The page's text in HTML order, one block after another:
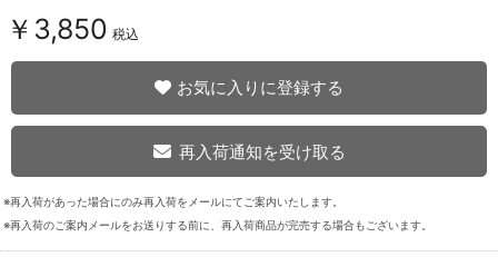
￥3,850 税込
お気に入りに登録する
再入荷通知を受け取る
※再入荷があった場合にのみ再入荷をメールにてご案内いたします。
※再入荷のご案内メールをお送りする前に、再入荷商品が完売する場合もございます。